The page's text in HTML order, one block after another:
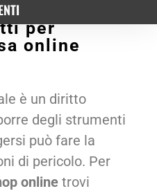
per
online
è un diritto
degli strumenti
può fare la
di pericolo. Per
online trovi